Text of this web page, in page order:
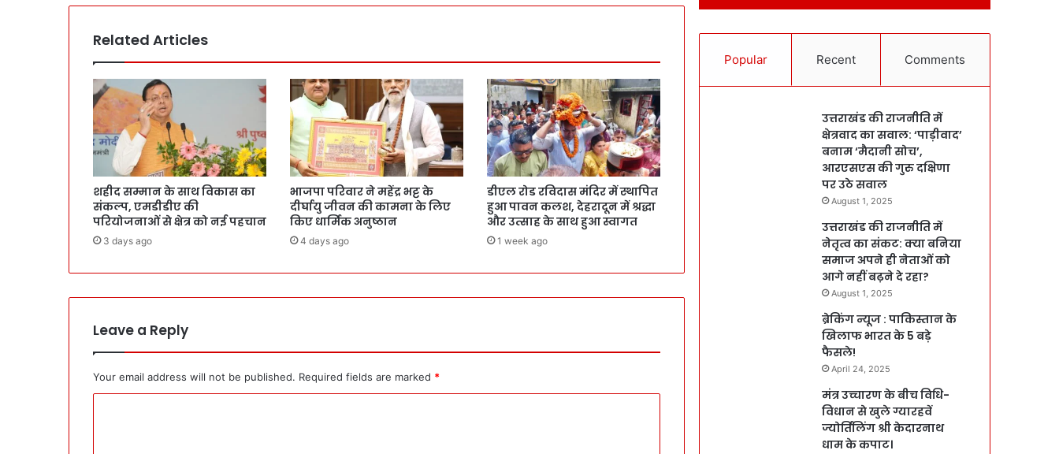
Related Articles
शहीद सम्मान के साथ विकास का
संकल्प, एमडीडीए की
परियोजनाओं से क्षेत्र को नई पहचान
3 days ago
भाजपा परिवार ने महेंद्र भट्ट के
दीर्घायु जीवन की कामना के लिए
किए धार्मिक अनुष्ठान
4 days ago
डीएल रोड रविदास मंदिर में स्थापित
हुआ पावन कलश, देहरादून में श्रद्धा
और उत्साह के साथ हुआ स्वागत
1 week ago
Leave a Reply
Your email address will not be published. Required fields are marked *
Popular Recent Comments
उत्तराखंड की राजनीति में
क्षेत्रवाद का सवाल: ‘पाड़ीवाद’
बनाम ‘मैदानी सोच’,
आरएसएस की गुरु दक्षिणा
पर उठे सवाल
August 1, 2025
उत्तराखंड की राजनीति में
नेतृत्व का संकट: क्या बनिया
समाज अपने ही नेताओं को
आगे नहीं बढ़ने दे रहा?
August 1, 2025
ब्रेकिंग न्यूज : पाकिस्तान के
खिलाफ भारत के 5 बड़े
फैसले!
April 24, 2025
मंत्र उच्चारण के बीच विधि-
विधान से खुले ग्यारहवें
ज्योर्तिलिंग श्री केदारनाथ
धाम के कपाट।